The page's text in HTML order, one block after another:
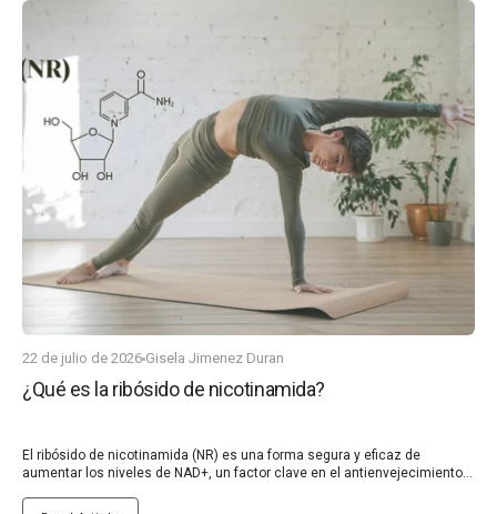
22 de julio de 2026 Gisela Jimenez Duran
¿Qué es la ribósido de nicotinamida?
El ribósido de nicotinamida (NR) es una forma segura y eficaz de
aumentar los niveles de NAD+, un factor clave en el antienvejecimiento.